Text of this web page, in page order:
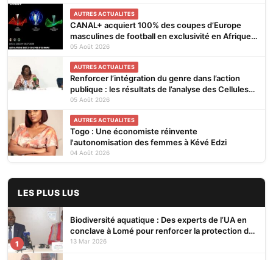
AUTRES ACTUALITES
CANAL+ acquiert 100% des coupes d’Europe
masculines de football en exclusivité en Afrique
subsaharienne pour 4 saisons jusqu’en 2031
05 Août 2026
AUTRES ACTUALITES
Renforcer l’intégration du genre dans l’action
publique : les résultats de l’analyse des Cellules
Focales Genre restitués à Lomé
05 Août 2026
AUTRES ACTUALITES
Togo : Une économiste réinvente
l'autonomisation des femmes à Kévé Edzi
04 Août 2026
LES PLUS LUS
1
Biodiversité aquatique : Des experts de l’UA en
conclave à Lomé pour renforcer la protection des
écosystèmes
13 Mar 2026